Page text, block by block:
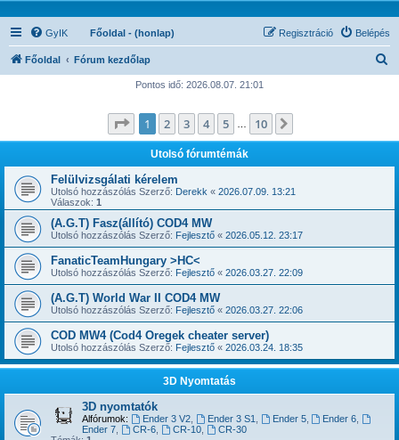
GyIK Főoldal - (honlap) Belépés
Regisztráció
Főoldal Fórum kezdőlap
s
é
Pontos idő: 2026.08.07. 21:01
Oldal:1 10
1 2 3 4 5 10
Utolsó fórumtémák
Felülvizsgálati kérelem
Utolsó hozzászólás Szerző: Derekk « 2026.07.09. 13:21
Válaszok: 1
(A.G.T) Fasz(állító) COD4 MW
Utolsó hozzászólás Szerző: Fejlesztő « 2026.05.12. 23:17
FanaticTeamHungary >HC<
Utolsó hozzászólás Szerző: Fejlesztő « 2026.03.27. 22:09
(A.G.T) World War II COD4 MW
Utolsó hozzászólás Szerző: Fejlesztő « 2026.03.27. 22:06
COD MW4 (Cod4 Oregek cheater server)
Utolsó hozzászólás Szerző: Fejlesztő « 2026.03.24. 18:35
3D Nyomtatás
3D nyomtatók
Alfórumok: Ender 3 V2, Ender 3 S1 Ender 5, Ender 6
Ender 7
CR-6, CR-10,
CR-30